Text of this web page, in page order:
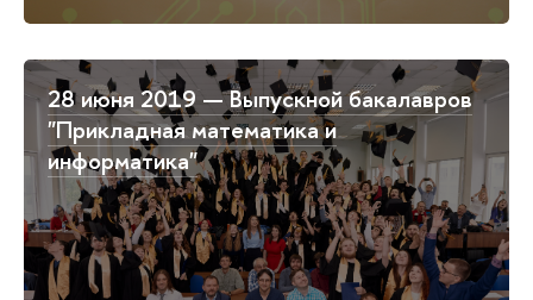
28 июня 2019 — Выпускной бакалавров
"Прикладная математика и
информатика"